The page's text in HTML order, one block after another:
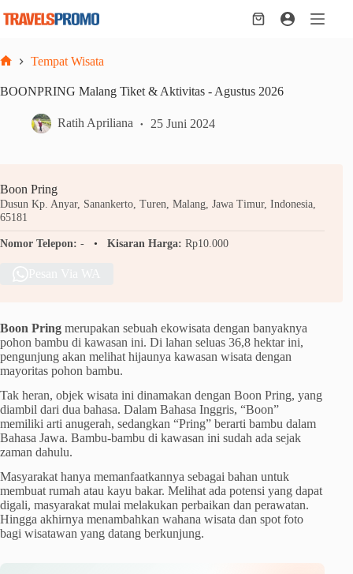
Shopping
Tempat Wisata
BOONPRING Malang Tiket & Aktivitas - Agustus 2026
Ratih Apriliana 25 Juni 2024
Boon Pring
Dusun Kp. Anyar, Sanankerto, Turen, Malang, Jawa Timur, Indonesia,
65181
Nomor Telepon: - Kisaran Harga: Rp10.000
Boon Pring merupakan sebuah ekowisata dengan banyaknya
pohon bambu di kawasan ini. Di lahan seluas 36,8 hektar ini,
pengunjung akan melihat hijaunya kawasan wisata dengan
mayoritas pohon bambu.
Tak heran, objek wisata ini dinamakan dengan Boon Pring, yang
diambil dari dua bahasa. Dalam Bahasa Inggris, “Boon”
memiliki arti anugerah, sedangkan “Pring” berarti bambu dalam
Bahasa Jawa. Bambu-bambu di kawasan ini sudah ada sejak
zaman dahulu.
Masyarakat hanya memanfaatkannya sebagai bahan untuk
membuat rumah atau kayu bakar. Melihat ada potensi yang dapat
digali, masyarakat mulai melakukan perbaikan dan perawatan.
Hingga akhirnya menambahkan wahana wisata dan spot foto
bagi wisatawan yang datang berkunjung.